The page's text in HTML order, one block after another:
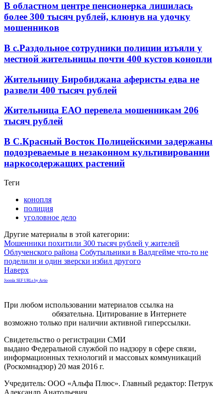
В областном центре пенсионерка лишилась
более 300 тысяч рублей, клюнув на удочку
мошенников
В с.Раздольное сотрудники полиции изъяли у
местной жительницы почти 400 кустов конопли
Жительницу Биробиджана аферисты едва не
развели 400 тысяч рублей
Жительница ЕАО перевела мошенникам 206
тысяч рублей
В С.Красный Восток Полицейскими задержаны
подозреваемые в незаконном культивировании
наркосодержащих растений
Теги
конопля
полиция
уголовное дело
Другие материалы в этой категории:
Мошенники похитили 300 тысяч рублей у жителей
Облученского района Собутыльники в Валдгейме что-то не
поделили и один зверски избил другого
Наверх
Joomla SEF URLs by Artio
При любом использовании материалов ссылка на
обязательна. Цитирование в Интернете
возможно только при наличии активной гиперссылки.
Свидетельство о регистрации СМИ
выдано Федеральной службой по надзору в сфере связи,
информационных технологий и массовых коммуникаций
(Роскомнадзор) 20 мая 2016 г.
Учредитель: ООО «Альфа Плюс». Главный редактор: Петрук
Александр Анатольевич